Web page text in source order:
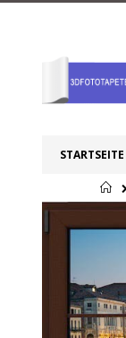
STARTSEITE
Zum
Ende
springen
Zum
Anfang
springen